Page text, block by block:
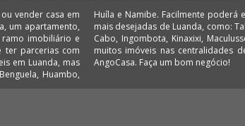
vender casa em
um apartamento,
ter parcerias com
Huambo,
nas localizações
Cruzeiro, Ilha do
em Angola é no
AngoCasa. Faça um bom negócio!